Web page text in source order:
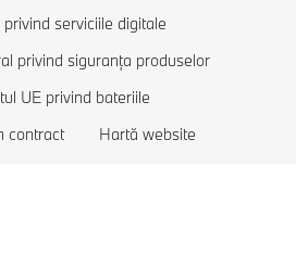
serviciile digitale
privind siguranța produselor
UE privind bateriile
contract
Hartă website